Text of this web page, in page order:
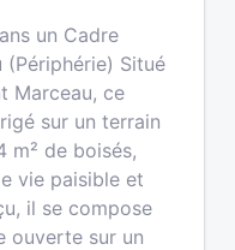
un Cadre
(Périphérie) Situé
Marceau, ce
sur un terrain
m² de boisés,
vie paisible et
il se compose
ouverte sur un